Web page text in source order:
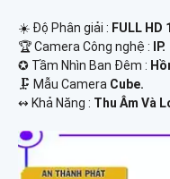
☀️ Độ Phân giải : FULL HD
🏆 Camera Công nghệ :
IP.
✪ Tầm Nhìn Ban Đêm :
🗜️ Mẫu Camera Cube.
️↭ Khả Năng : Thu Âm Và